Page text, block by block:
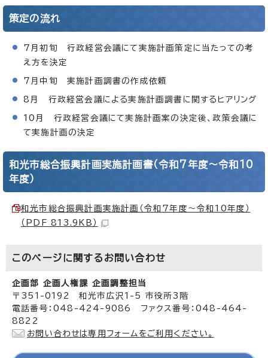
策定の流れ
7月初旬 行政経営会議にて実施計画策定に当たっての考
え方を決定
7月中旬 実施計画調書の作成依頼
8月 行政経営会議による実施計画調書に関するヒアリング
10月 行政経営会議にて実施計画案の決定後、政策会議に
て実施計画の決定
和光市総合振興計画実施計画書（令和7年度～令和10
年度）
和光市総合振興計画実施計画（令和7年度～令和10年度）
（PDF 813.9KB）
このページに関する お問い合わせ
企画部 企画人権課 企画調整担当
〒351-0192 和光市広沢1-5 市役所3階
電話番号：048-424-9086 ファクス番号：048-464-
8822
お問い合わせは専用フォームをご利用ください。